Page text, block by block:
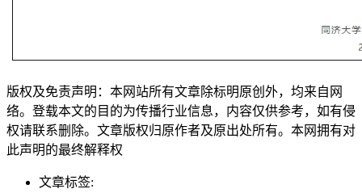
版权及免责声明：本网站所有文章除标明原创外，均来自网
络。登载本文的目的为传播行业信息，内容仅供参考，如有侵
权请联系删除。文章版权归原作者及原出处所有。本网拥有对
此声明的最终解释权
文章标签: